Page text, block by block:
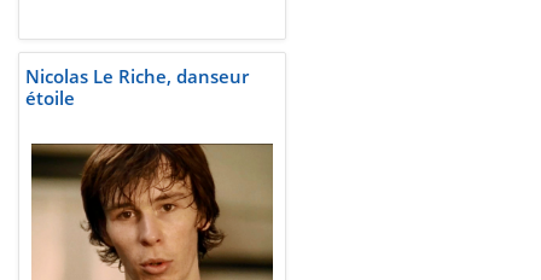
Nicolas Le Riche, danseur
étoile